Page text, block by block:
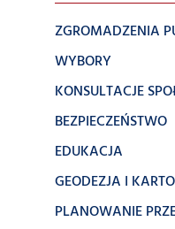
ZGROMADZENIA
WYBORY
KONSULTACJE
BEZPIECZEŃSTWO
EDUKACJA
GEODEZJA I
PLANOWANIE